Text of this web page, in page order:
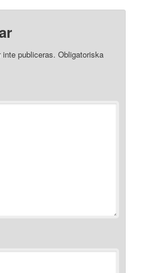
publiceras. Obligatoriska